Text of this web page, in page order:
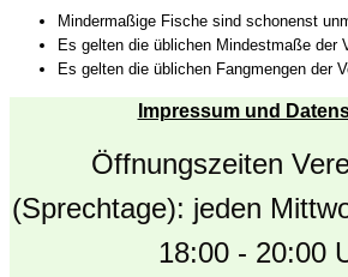
Mindermaßige Fische sind schonenst
Es gelten die üblichen Mindestmaße der
Es gelten die üblichen Fangmengen der
Impressum und
Öffnungszeiten
(Sprechtage): jeden
18:00 - 20:00